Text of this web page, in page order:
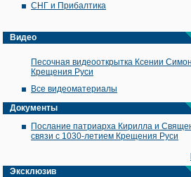
СНГ и Прибалтика
Видео
Песочная видеооткрытка Ксении
Крещения Руси
Все видеоматериалы
Документы
Послание патриарха Кирилла и
связи с 1030-летием Крещения Руси
Эксклюзив